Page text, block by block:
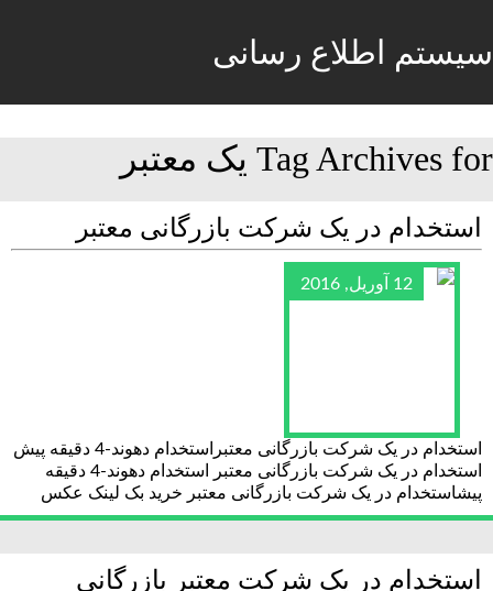
سیستم اطلاع رسانی
Tag Archives for یک معتبر
استخدام در یک شرکت بازرگانی معتبر
12 آوریل, 2016
استخدام در یک شرکت بازرگانی معتبراستخدام دهوند-4 دقیقه پیش
استخدام در یک شرکت بازرگانی معتبر استخدام دهوند-4 دقیقه
پیشاستخدام در یک شرکت بازرگانی معتبر خرید بک لینک عکس
استخدام در یک شرکت معتبر بازرگانی